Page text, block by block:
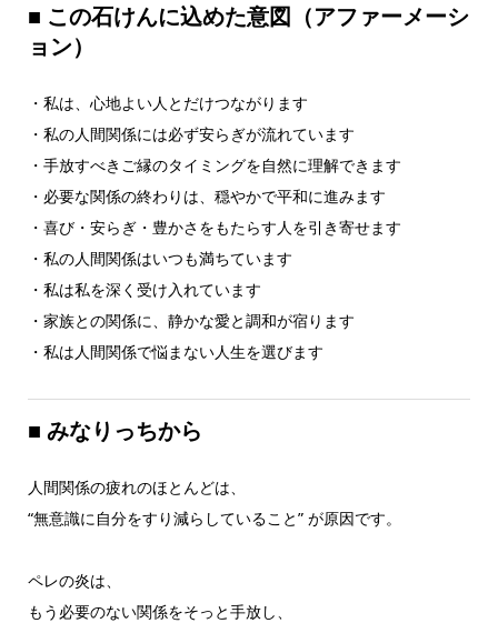
■ この石けんに込めた意図（アファーメーシ
ョン）
・私は、心地よい人とだけつながります
・私の人間関係には必ず安らぎが流れています
・手放すべきご縁のタイミングを自然に理解できます
・必要な関係の終わりは、穏やかで平和に進みます
・喜び・安らぎ・豊かさをもたらす人を引き寄せます
・私の人間関係はいつも満ちています
・私は私を深く受け入れています
・家族との関係に、静かな愛と調和が宿ります
・私は人間関係で悩まない人生を選びます
■ みなりっちから
人間関係の疲れのほとんどは、
“無意識に自分をすり減らしていること” が原因です。
ペレの炎は、
もう必要のない関係をそっと手放し、